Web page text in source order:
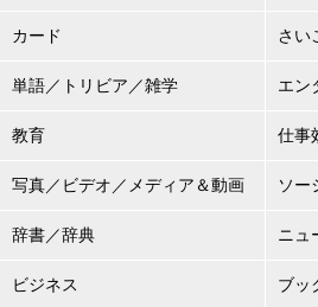
カード さい
単語／トリビア／雑学 エン
教育 仕事
写真／ビデオ／メディア＆動画 ソー
辞書／辞典 ニュ
ビジネス ブッ